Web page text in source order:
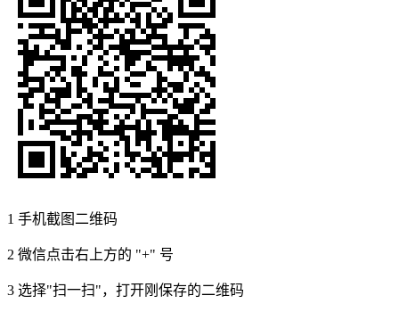
1 手机截图二维码
2 微信点击右上方的 "+" 号
3 选择"扫一扫"，打开刚保存的二维码